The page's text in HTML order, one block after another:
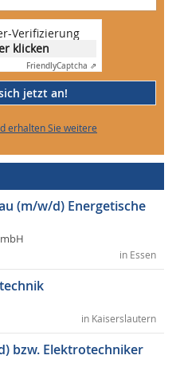
Verifizierung
klicken
FriendlyCaptcha ⇗
jetzt an!
erhalten Sie weitere
(m/w/d) Energetische
in Essen
in Kaiserslautern
bzw. Elektrotechniker